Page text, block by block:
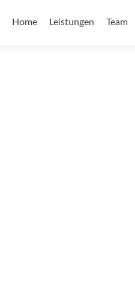
Home Leistungen Team